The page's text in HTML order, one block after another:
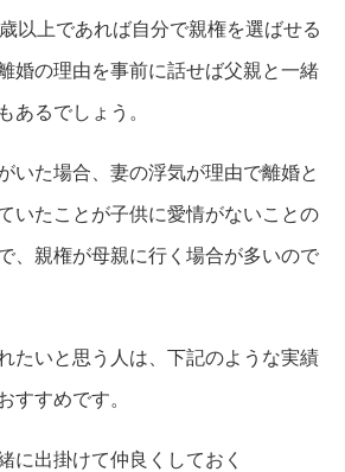
以上であれば自分で親権を選ばせる
婚の理由を事前に話せば父親と一緒
あるでしょう。
いた場合、妻の浮気が理由で離婚と
いたことが子供に愛情がないことの
、親権が母親に行く場合が多いので
たいと思う人は、下記のような実績
すすめです。
に出掛けて仲良くしておく